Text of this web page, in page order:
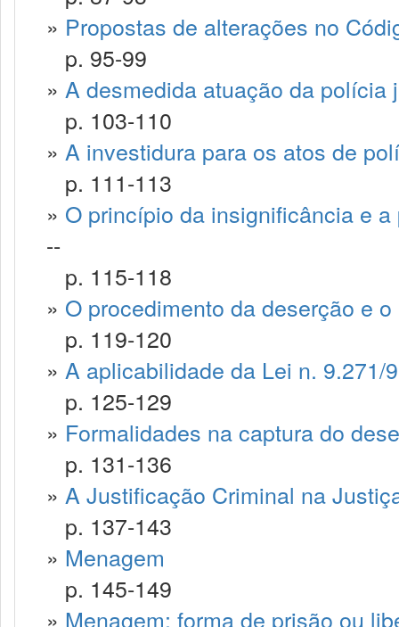
» Propostas de alterações no
p. 95-99
» A desmedida atuação da polícia
p. 103-110
» A investidura para os atos de
p. 111-113
» O princípio da insignificância e
--
p. 115-118
» O procedimento da deserção e
p. 119-120
» A aplicabilidade da Lei n. 9.271/
p. 125-129
» Formalidades na captura do
p. 131-136
» A Justificação Criminal na
p. 137-143
» Menagem
p. 145-149
» Menagem: forma de prisão ou